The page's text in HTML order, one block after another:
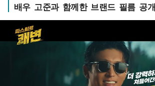
배우 고준과 함께한 브랜드 필름 공개